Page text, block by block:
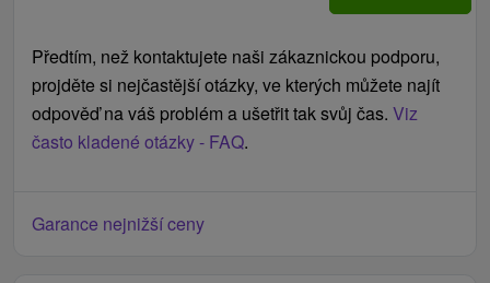
Předtím, než kontaktujete naši zákaznickou podporu,
projděte si nejčastější otázky, ve kterých můžete najít
odpověď na váš problém a ušetřit tak svůj čas. Viz
často kladené otázky - FAQ.
Garance nejnižší ceny